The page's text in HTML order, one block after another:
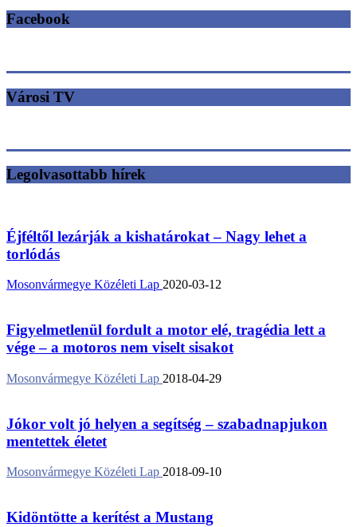
Facebook
Városi TV
Legolvasottabb hírek
Éjféltől lezárják a kishatárokat – Nagy lehet a
torlódás
Mosonvármegye Közéleti Lap 2020-03-12
Figyelmetlenül fordult a motor elé, tragédia lett a
vége – a motoros nem viselt sisakot
Mosonvármegye Közéleti Lap 2018-04-29
Jókor volt jó helyen a segítség – szabadnapjukon
mentettek életet
Mosonvármegye Közéleti Lap 2018-09-10
Kidöntötte a kerítést a Mustang